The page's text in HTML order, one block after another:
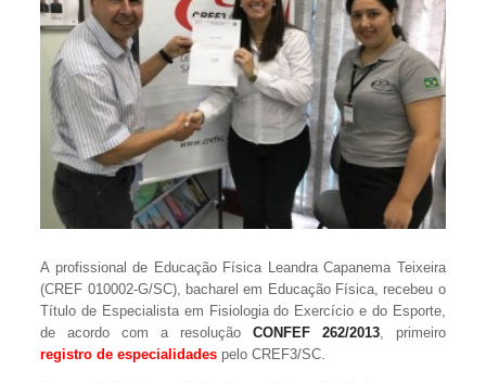
A profissional de Educação Física Leandra Capanema Teixeira
(CREF 010002-G/SC), bacharel em Educação Física, recebeu o
Título de Especialista em Fisiologia do Exercício e do Esporte,
de acordo com a resolução CONFEF 262/2013, primeiro
registro de especialidades pelo CREF3/SC.